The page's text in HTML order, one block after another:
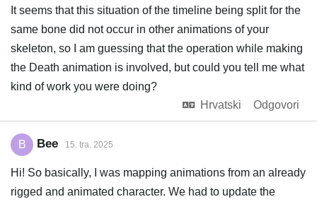
It seems that this situation of the timeline being split for the
same bone did not occur in other animations of your
skeleton, so I am guessing that the operation while making
the Death animation is involved, but could you tell me what
kind of work you were doing?
Hrvatski
Odgovori
B Bee 15. tra. 2025
Hi! So basically, I was mapping animations from an already
rigged and animated character. We had to update the